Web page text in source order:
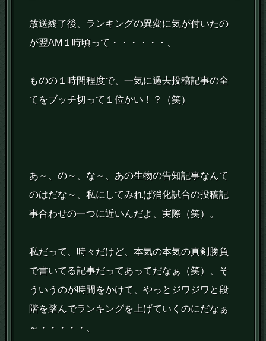
放送終了後、ランキングの異変に気が付いたの
が翌AM１時頃って・・・・・・、
ものの１時間程度で、一気に過去投稿記事の全
てをブッチ切って１位かい！？（笑）
あ～、の～、な～、あの生物の告知記事なんて
のはだな～、私にしてみれば消化試合の投稿記
事合わせの一つに近いんだよ、実際（笑）。
私だって、時々だけど、本気の本気の真剣勝負
で書いてる記事だってあってだなぁ（笑）、そ
ういうのが時間をかけて、やっとジワジワと段
階を踏んでランキングを上げていくのにだなぁ
～・・・・・、